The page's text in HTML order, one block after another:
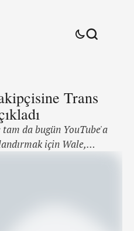
Trans
tam da bugün YouTube'a
için Wale,